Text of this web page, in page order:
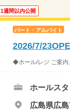
1週間以内公開
パート・アルバイト
2026/7/
◆ホール/レジ ご案内
ホールス
広島県広